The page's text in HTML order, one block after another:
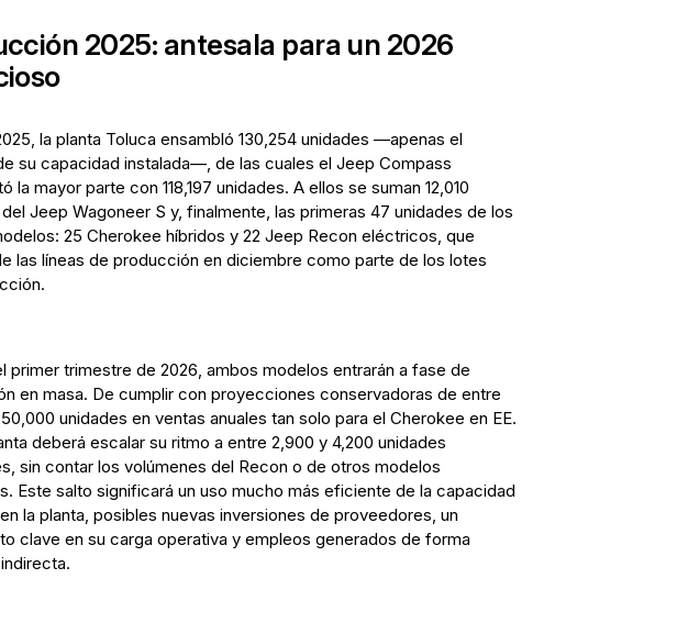
2025: antesala para un 2026
la planta Toluca ensambló 130,254 unidades —apenas el
su capacidad instalada—, de las cuales el Jeep Compass
la mayor parte con 118,197 unidades. A ellos se suman 12,010
Jeep Wagoneer S y, finalmente, las primeras 47 unidades de los
25 Cherokee híbridos y 22 Jeep Recon eléctricos, que
las líneas de producción en diciembre como parte de los lotes
primer trimestre de 2026, ambos modelos entrarán a fase de
en masa. De cumplir con proyecciones conservadoras de entre
unidades en ventas anuales tan solo para el Cherokee en EE.
deberá escalar su ritmo a entre 2,900 y 4,200 unidades
sin contar los volúmenes del Recon o de otros modelos
Este salto significará un uso mucho más eficiente de la capacidad
la planta, posibles nuevas inversiones de proveedores, un
clave en su carga operativa y empleos generados de forma